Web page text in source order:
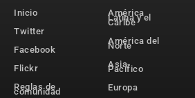
Inicio
Twitter
Facebook
Flickr
Reglas de
comunidad
América
Latina y el
Caribe
América del
Norte
Asia-
Pacífico
Europa